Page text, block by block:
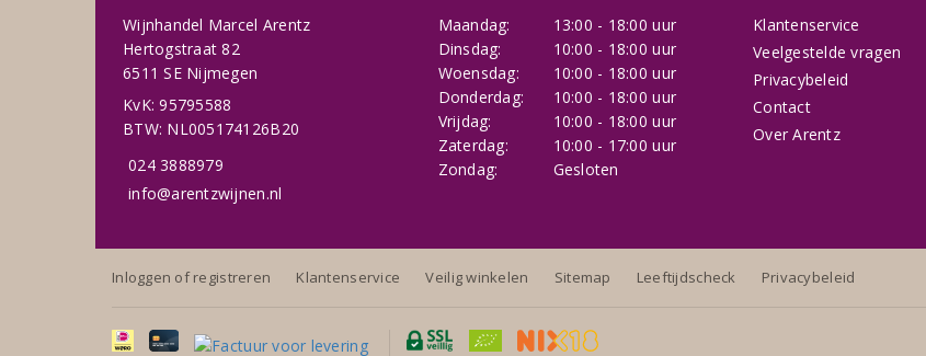
Wijnhandel Marcel Arentz
Hertogstraat 82
6511 SE Nijmegen
KvK: 95795588
BTW: NL005174126B20
024 3888979
info@arentzwijnen.nl
Maandag:
13:00 - 18:00 uur
Dinsdag:
10:00 - 18:00 uur
Woensdag:
10:00 - 18:00 uur
Donderdag:
10:00 - 18:00 uur
Vrijdag:
10:00 - 18:00 uur
Zaterdag:
10:00 - 17:00 uur
Zondag:
Gesloten
Klantenservice
Veelgestelde vragen
Privacybeleid
Contact
Over Arentz
Inloggen of registreren Klantenservice Veilig winkelen Sitemap Leeftijdscheck Privacybeleid